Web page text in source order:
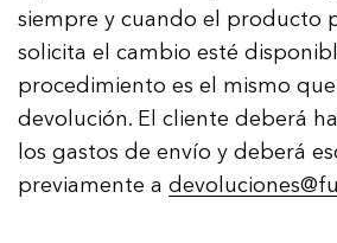
siempre y cuando el producto
solicita el cambio esté
procedimiento es el mismo
devolución. El cliente deberá
los gastos de envío y deberá
previamente a